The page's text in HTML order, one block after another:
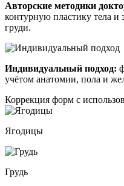
Авторские методики
контурную пластику тела и
груди.
Индивидуальный подход:
учётом анатомии, пола и
Коррекция форм с
Ягодицы
Грудь